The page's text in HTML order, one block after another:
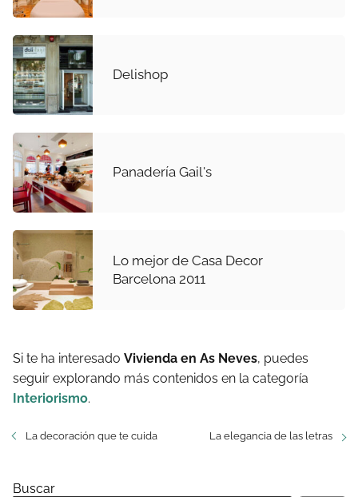
Delishop
Panadería Gail's
Lo mejor de Casa Decor
Barcelona 2011
Si te ha interesado Vivienda en As Neves, puedes
seguir explorando más contenidos en la categoría
Interiorismo.
La decoración que te cuida La elegancia de las letras
Buscar